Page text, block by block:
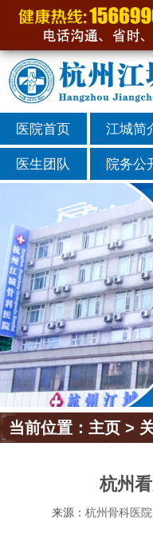
医院首页 江城简
医生团队 院务公
当前位置： 主页 >
杭州
来源： 杭州骨科医院